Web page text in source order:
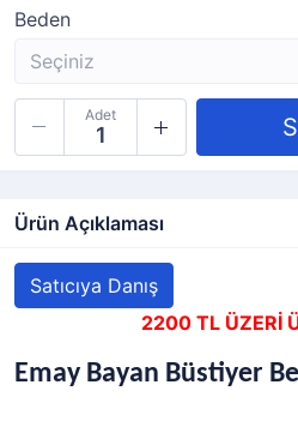
Beden
Adet
Ürün Açıklaması
Satıcıya Danış
2200 TL ÜZERİ
Emay Bayan Büstiyer